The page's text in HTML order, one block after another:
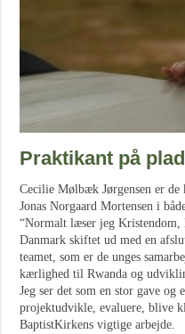
Praktikant på
Cecilie Mølbæk Jørgensen er
Jonas Norgaard Mortensen i
“Normalt læser jeg Kristendom,
Danmark skiftet ud med en
teamet, som er de unges
kærlighed til Rwanda og
Jeg ser det som en stor gave
projektudvikle, evaluere, blive
BaptistKirkens vigtige arbejde.